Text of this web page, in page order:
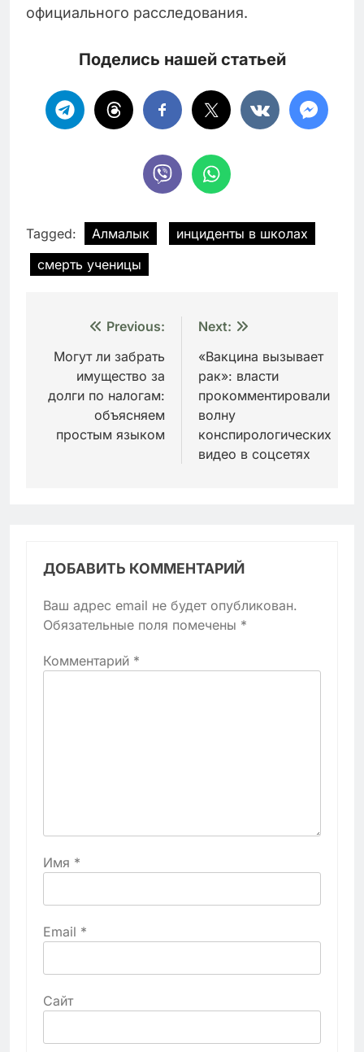
официального расследования.
Поделись нашей статьей
Tagged: Алмалык
инциденты в школах
смерть ученицы
Навигация
по
записям
Previous:
Могут ли забрать
имущество за
долги по налогам:
объясняем
простым языком
Next:
«Вакцина вызывает
рак»: власти
прокомментировали
волну
конспирологических
видео в соцсетях
ДОБАВИТЬ КОММЕНТАРИЙ
Ваш адрес email не будет опубликован.
Обязательные поля помечены *
Комментарий *
Имя *
Email *
Сайт